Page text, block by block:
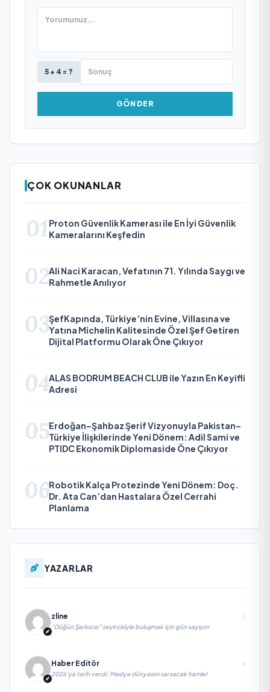
5 + 4 = ?
GÖNDER
ÇOK OKUNANLAR
01 Proton Güvenlik Kamerası ile En İyi Güvenlik
Kameralarını Keşfedin
02Ali Naci Karacan, Vefatının 71. Yılında Saygı ve
Rahmetle Anılıyor
03ŞefKapında, Türkiye’nin Evine, Villasına ve
Yatına Michelin Kalitesinde Özel Şef Getiren
Dijital Platformu Olarak Öne Çıkıyor
04ALAS BODRUM BEACH CLUB ile Yazın En Keyifli
Adresi
05Erdoğan–Şahbaz Şerif Vizyonuyla Pakistan–
Türkiye İlişkilerinde Yeni Dönem: Adil Sami ve
PTIDC Ekonomik Diplomaside Öne Çıkıyor
06Robotik Kalça Protezinde Yeni Dönem: Doç.
Dr. Ata Can’dan Hastalara Özel Cerrahi
Planlama
YAZARLAR
zline
“Düğün Şarkıcısı” seyircisiyle buluşmak için gün sayıyor
Haber Editör
2026’ya tarih verdi; Medya dünyasını sarsacak hamle!